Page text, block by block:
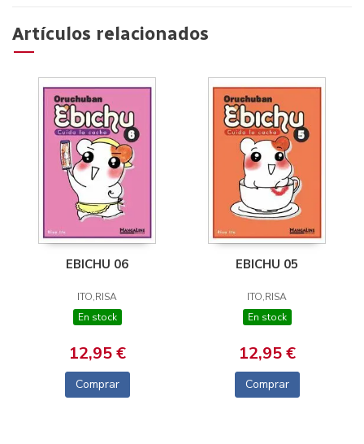
Artículos relacionados
EBICHU 06
ITO,RISA
En stock
12,95 €
Comprar
EBICHU 05
ITO,RISA
En stock
12,95 €
Comprar